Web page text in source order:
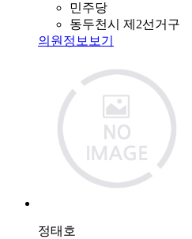
민주당
동두천시 제2선거구
의원정보보기
정태호